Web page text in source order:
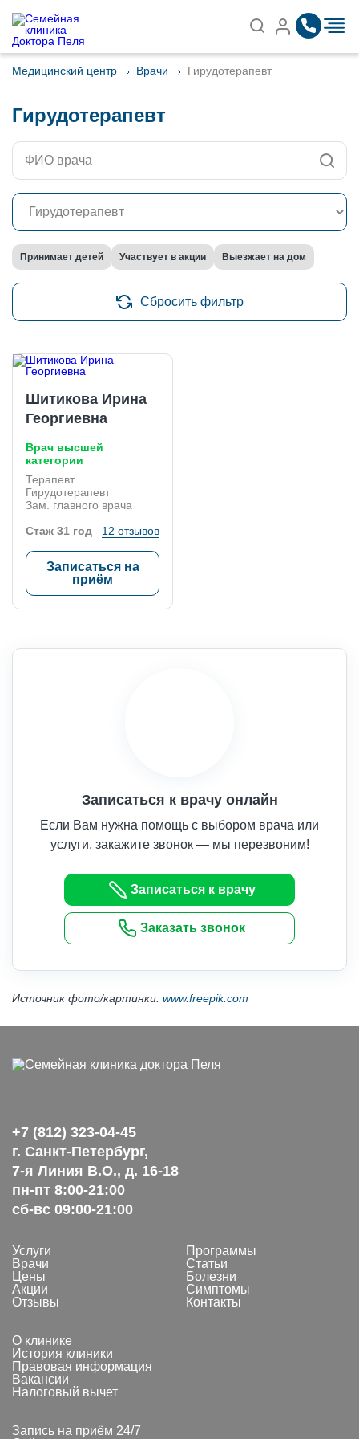
Медицинский центр Врачи Гирудотерапевт
Гирудотерапевт
Принимает детей Участвует в акции Выезжает на дом
Сбросить фильтр
Шитикова Ирина
Георгиевна
Врач высшей
категории
Терапевт
Гирудотерапевт
Зам. главного врача
Стаж 31 год
12 отзывов
Записаться на
приём
Записаться к врачу онлайн
Если Вам нужна помощь с выбором врача или
услуги, закажите звонок — мы перезвоним!
Записаться к врачу
Заказать звонок
Источник фото/картинки: www.freepik.com
+7 (812) 323-04-45
г. Санкт-Петербург,
7-я Линия В.О., д. 16-18
пн-пт 8:00-21:00
сб-вс 09:00-21:00
Услуги
Врачи
Цены
Акции
Отзывы
Программы
Статьи
Болезни
Симптомы
Контакты
О клинике
История клиники
Правовая информация
Вакансии
Налоговый вычет
Запись на приём 24/7